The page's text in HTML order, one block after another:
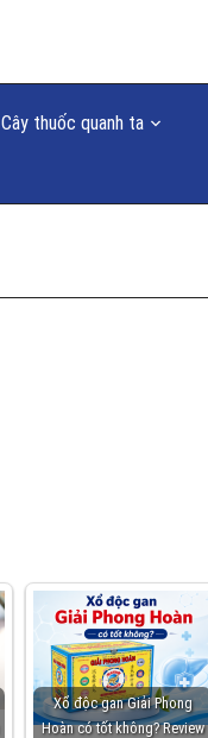
Cây thuốc quanh ta
Xổ độc gan Giải Phong
Hoàn có tốt không? Review